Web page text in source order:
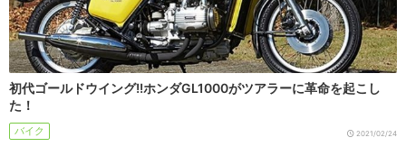
初代ゴールドウイング!!ホンダGL1000がツアラーに革命を起こし
た！
バイク 2021/02/24